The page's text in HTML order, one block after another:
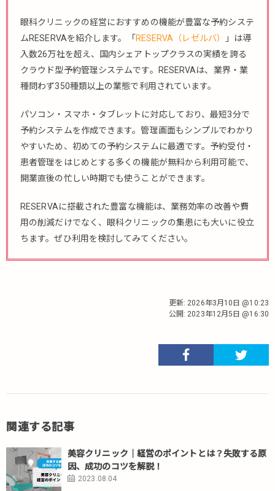
眼科クリニックの経営におすすめの機能が豊富な予約システ
ムRESERVAを紹介します。「 RESERVA（レゼルバ）
」は導
入数26万社を超え、国内シェアトップクラスの実績を誇る
クラウド型予約管理システムです。RESERVAは、業界・業
種問わず350種類以上の業態で利用されています。
パソコン・スマホ・タブレットに対応しており、最短3分で
予約システムを作成できます。管理画面もシンプルでわかり
やすいため、初めての予約システムに最適です。予約受付・
患者管理をはじめとする多くの機能が無料から利用可能で、
開業直後の忙しい時期でも使うことができます。
RESERVAに搭載された豊富な機能は、業務効率の改善や費
用の削減だけでなく、眼科クリニックの集患にも大いに役立
ちます。ぜひ利用を検討してみてください。
更新: 2026年3月10日 @10:23
公開: 2023年12月5日 @16:30
関連する記事
美容クリニック｜経営のポイントとは？失敗する原
因、成功のコツを解説！
2023.08.04